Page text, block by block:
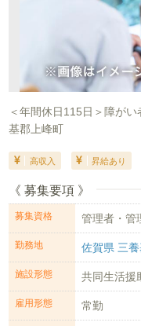
＜年間休日115日＞障が
基郡上峰町
高収入 昇給あり
《 募集要項 》
募集資格 管理者・管
勤務地 佐賀県 三
施設形態 共同生活援
雇用形態 常勤